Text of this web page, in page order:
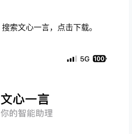
索文心一言，点击下载。